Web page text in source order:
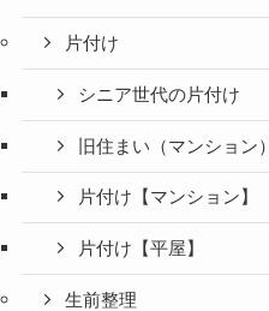
片付け
シニア世代の片付け
旧住まい（マンション）
片付け【マンション】
片付け【平屋】
生前整理